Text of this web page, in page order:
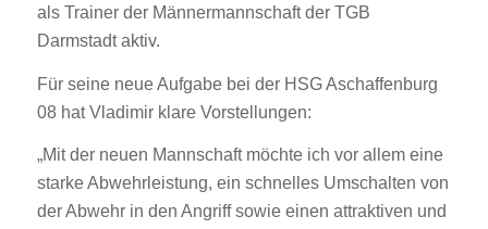
als Trainer der Männermannschaft der TGB
Darmstadt aktiv.
Für seine neue Aufgabe bei der HSG Aschaffenburg
08 hat Vladimir klare Vorstellungen:
„Mit der neuen Mannschaft möchte ich vor allem eine
starke Abwehrleistung, ein schnelles Umschalten von
der Abwehr in den Angriff sowie einen attraktiven und